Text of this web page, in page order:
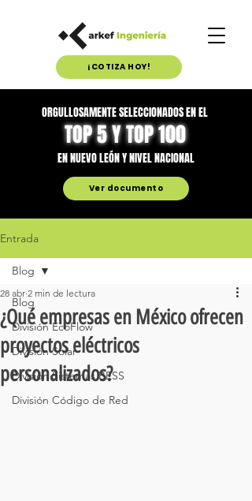
¡COTIZA HOY!
ORGULLOSAMENTE SELECCIONADOS EN EL
TOP 5 Y TOP 100
EN NUEVO LEÓN Y NIVEL NACIONAL
Ver documento
Entrada
Blog
División EcoFlow
División Solar
División Sistemas BESS
División Código de Red
Blog
¿Qué empresas en México ofrecen
proyectos eléctricos
personalizados?
28 abr 2 min de lectura